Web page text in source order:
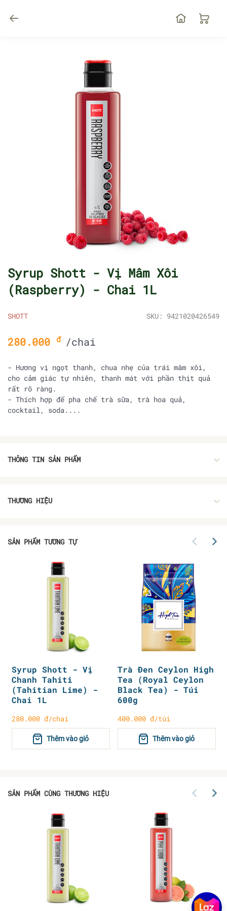
Syrup Shott - Vị Mâm Xôi
(Raspberry) - Chai 1L
SHOTT SKU: 9421020426549
280.000 đ /chai
- Hương vị ngọt thanh, chua nhẹ của trái mâm xôi,
cho cảm giác tự nhiên, thanh mát với phần thịt quả
rất rõ ràng.
- Thích hợp để pha chế trà sữa, trà hoa quả,
cocktail, soda....
THÔNG TIN SẢN PHẨM
THƯƠNG HIỆU
SẢN PHẨM TƯƠNG TỰ
Syrup Shott - Vị
Chanh Tahiti
(Tahitian Lime) -
Chai 1L
280.000 đ/chai
Thêm vào giỏ
Trà Đen Ceylon High
Tea (Royal Ceylon
Black Tea) - Túi
600g
400.000 đ/túi
Thêm vào giỏ
SẢN PHẨM CÙNG THƯƠNG HIỆU